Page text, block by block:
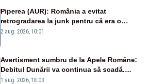
Piperea (AUR): România a evitat
retrogradarea la junk pentru că era o
catastrofă pentru bănci și fondurile de
2 aug. 2026, 10:01
Avertisment sumbru de la Apele Române:
Debitul Dunării va continua să scadă.
Cernavodă s-ar putea închide în 4 zile
1 aug. 2026, 18:08